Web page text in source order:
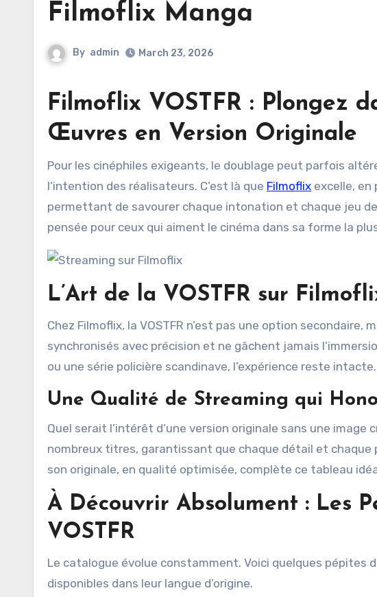
Filmoflix Manga
By admin March 23, 2026
Filmoflix VOSTFR : Plongez
Œuvres en Version Originale
Pour les cinéphiles exigeants, le doublage peut parfois altérer la performance originale des acteurs et
l’intention des réalisateurs. C’est là que Filmoflix excelle, en
permettant de savourer chaque intonation et chaque jeu
pensée pour ceux qui aiment le cinéma dans sa forme la
L’Art de la VOSTFR sur
Chez Filmoflix, la VOSTFR n’est pas une option
synchronisés avec précision et ne gâchent jamais
ou une série policière scandinave, l’expérience reste intacte.
Une Qualité de Streaming qui
Quel serait l’intérêt d’une version originale sans une image
nombreux titres, garantissant que chaque détail et
son originale, en qualité optimisée, complète ce tableau
À Découvrir Absolument : Les
VOSTFR
Le catalogue évolue constamment. Voici quelques pépites
disponibles dans leur langue d’origine.